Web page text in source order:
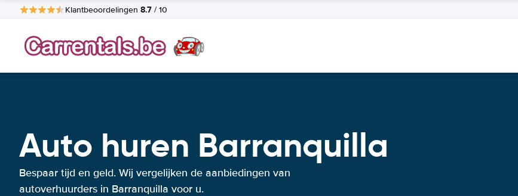
Klantbeoordelingen 8.7 / 10
Auto huren Barranquilla
Bespaar tijd en geld. Wij vergelijken de aanbiedingen van
autoverhuurders in Barranquilla voor u.